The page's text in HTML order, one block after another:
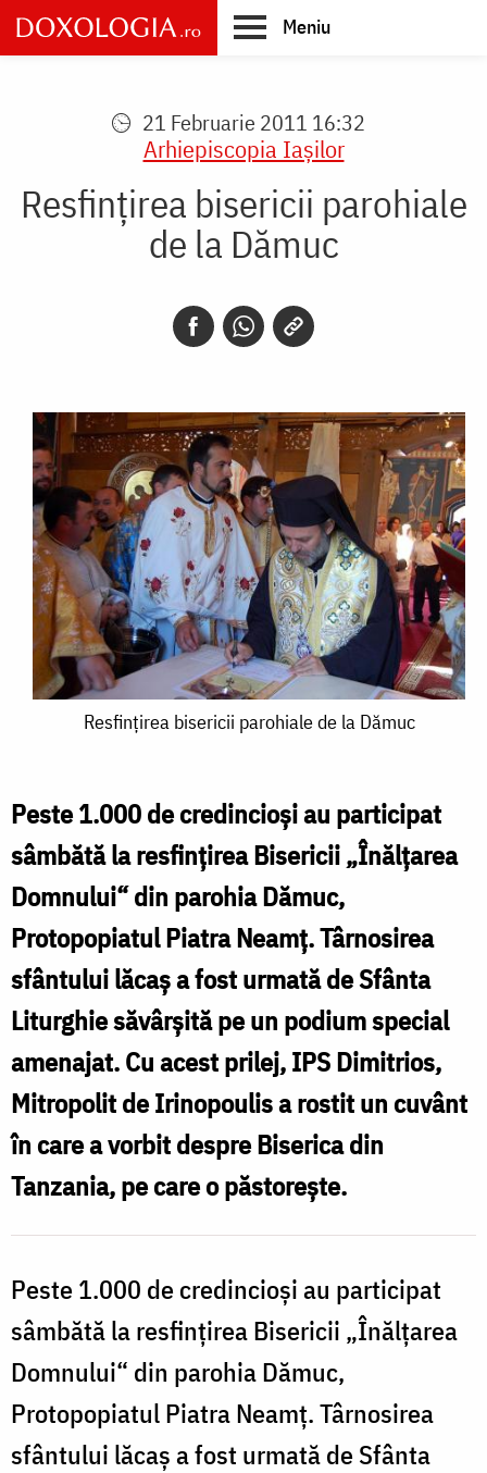
Skip
to
main
Meniu
21 Februarie 2011 16:32
Arhiepiscopia Iaşilor
Resfințirea bisericii parohiale
de la Dămuc
Resfințirea
de
la
Dămuc
Resfințirea bisericii parohiale de la Dămuc
Peste 1.000 de credincioși au participat
sâmbătă la resfințirea Bisericii „Înălțarea
Domnului“ din parohia Dămuc,
Protopopiatul Piatra Neamț. Târnosirea
sfântului lăcaș a fost urmată de Sfânta
Liturghie săvârșită pe un podium special
amenajat. Cu acest prilej, IPS Dimitrios,
Mitropolit de Irinopoulis a rostit un cuvânt
în care a vorbit despre Biserica din
Tanzania, pe care o păstorește.
Peste 1.000 de credincioși au participat
sâmbătă la resfințirea Bisericii „Înălțarea
Domnului“ din parohia Dămuc,
Protopopiatul Piatra Neamț. Târnosirea
sfântului lăcaș a fost urmată de Sfânta